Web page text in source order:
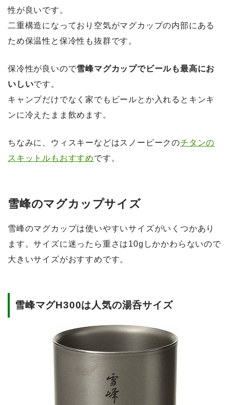
性が良いです。
二重構造になっており空気がマグカップの内部にある
ため保温性と保冷性も抜群です。
保冷性が良いので雪峰マグカップでビールも最高にお
いしいです。
キャンプだけでなく家でもビールとか入れるとキンキ
ンに冷えたまま飲めます。
ちなみに、ウィスキーなどはスノーピークのチタンの
スキットルもおすすめです。
雪峰のマグカップサイズ
雪峰のマグカップは使いやすいサイズがいくつかあり
ます。サイズに迷ったら重さは10gしかかわらないので
大きいサイズがおすすめです。
雪峰マグH300は人気の湯呑サイズ